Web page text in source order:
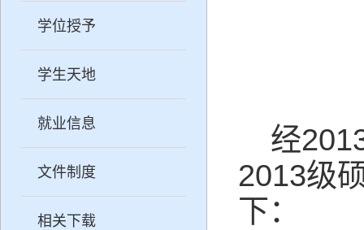
学位授予
学生天地
就业信息
文件制度
相关下载
经
2013级
下：